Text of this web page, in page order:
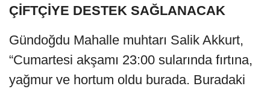
ÇİFTÇİYE DESTEK SAĞLANACAK
Gündoğdu Mahalle muhtarı Salik Akkurt,
“Cumartesi akşamı 23:00 sularında fırtına,
yağmur ve hortum oldu burada. Buradaki